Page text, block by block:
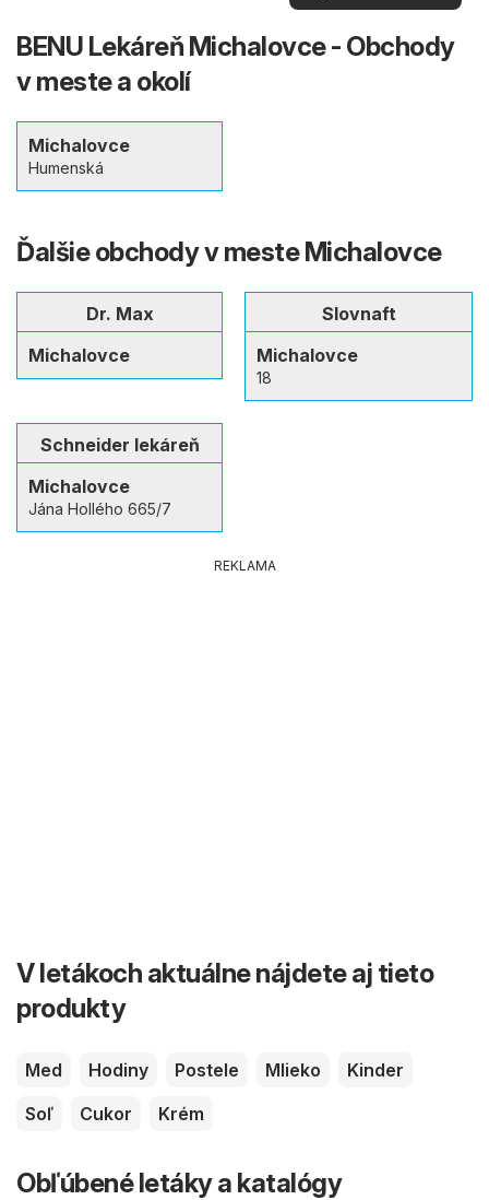
BENU Lekáreň Michalovce - Obchody
v meste a okolí
Michalovce
Humenská
Ďalšie obchody v meste Michalovce
Dr. Max
Michalovce
Slovnaft
Michalovce
18
Schneider lekáreň
Michalovce
Jána Hollého 665/7
REKLAMA
V letákoch aktuálne nájdete aj tieto
produkty
Med Hodiny Postele Mlieko
Kinder
Soľ
Cukor Krém
Obľúbené letáky a katalógy